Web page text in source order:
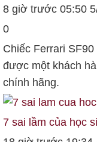
8 giờ trước 05:50
0
Chiếc Ferrari
được một khách
chính hãng.
7 sai lầm của học